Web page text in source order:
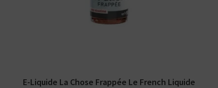
E-Liquide La Chose Frappée Le French Liquide